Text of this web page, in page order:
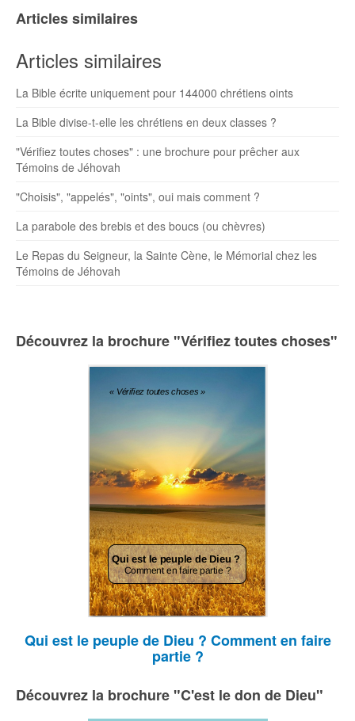
Articles similaires
Articles similaires
La Bible écrite uniquement pour 144000 chrétiens oints
La Bible divise-t-elle les chrétiens en deux classes ?
"Vérifiez toutes choses" : une brochure pour prêcher aux
Témoins de Jéhovah
"Choisis", "appelés", "oints", oui mais comment ?
La parabole des brebis et des boucs (ou chèvres)
Le Repas du Seigneur, la Sainte Cène, le Mémorial chez les
Témoins de Jéhovah
Découvrez la brochure "Vérifiez toutes choses"
Qui est le peuple de Dieu ? Comment en faire
partie ?
Découvrez la brochure "C'est le don de Dieu"